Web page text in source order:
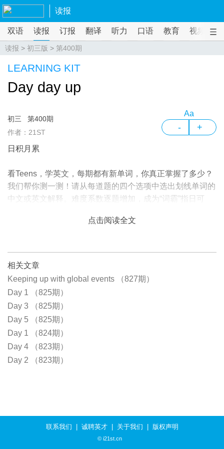
读报
双语 读报 订报 翻译 听力 口语 教育 视频
读报 > 初三版 > 第400期
LEARNING KIT
Day day up
初三
第400期
作者：21ST
Aa
- +
日积月累
看Teens，学英文，每期都有新单词，你真正掌握了多少？
我们帮你测一测！请从每道题的四个选项中选出划线单词的
中文或英文解释。难度系数逐题增加，成为“词霸”指日可
点击阅读全文
相关文章
Keeping up with global events （827期）
Day 1 （825期）
Day 3 （825期）
Day 5 （825期）
Day 1 （824期）
Day 4 （823期）
Day 2 （823期）
联系我们 诚聘英才| 关于我们 版权声明
© i21st.cn